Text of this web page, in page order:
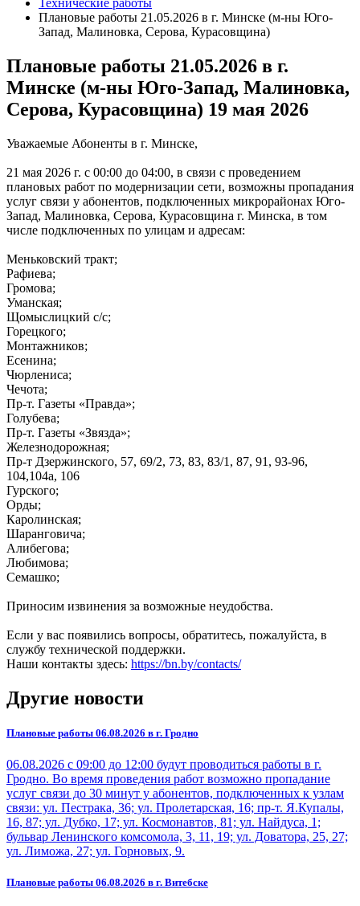
Технические работы
Плановые работы 21.05.2026 в г. Минске (м-ны Юго-
Запад, Малиновка, Серова, Курасовщина)
Плановые работы 21.05.2026 в г.
Минске (м-ны Юго-Запад, Малиновка,
Серова, Курасовщина) 19 мая 2026
Уважаемые Абоненты в г. Минске,
21 мая 2026 г. с 00:00 до 04:00, в связи с проведением
плановых работ по модернизации сети, возможны пропадания
услуг связи у абонентов, подключенных микрорайонах Юго-
Запад, Малиновка, Серова, Курасовщина г. Минска, в том
числе подключенных по улицам и адресам:
Меньковский тракт;
Рафиева;
Громова;
Уманская;
Щомыслицкий с/с;
Горецкого;
Монтажников;
Есенина;
Чюрлениса;
Чечота;
Пр-т. Газеты «Правда»;
Голубева;
Пр-т. Газеты «Звязда»;
Железнодорожная;
Пр-т Дзержинского, 57, 69/2, 73, 83, 83/1, 87, 91, 93-96,
104,104а, 106
Гурского;
Орды;
Каролинская;
Шаранговича;
Алибегова;
Любимова;
Семашко;
Приносим извинения за возможные неудобства.
Если у вас появились вопросы, обратитесь, пожалуйста, в
службу технической поддержки.
Наши контакты здесь: https://bn.by/contacts/
Другие новости
Плановые работы 06.08.2026 в г. Гродно
06.08.2026 с 09:00 до 12:00 будут проводиться работы в г.
Гродно. Во время проведения работ возможно пропадание
услуг связи до 30 минут у абонентов, подключенных к узлам
связи: ул. Пестрака, 36; ул. Пролетарская, 16; пр-т. Я.Купалы,
16, 87; ул. Дубко, 17; ул. Космонавтов, 81; ул. Найдуса, 1;
бульвар Ленинского комсомола, 3, 11, 19; ул. Доватора, 25, 27;
ул. Лиможа, 27; ул. Горновых, 9.
Плановые работы 06.08.2026 в г. Витебске